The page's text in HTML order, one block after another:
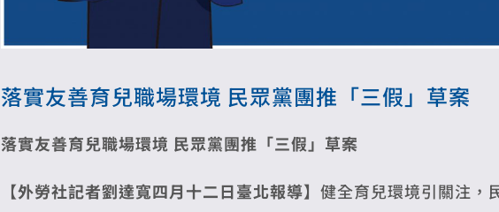
落實友善育兒職場環境 民眾黨團推「三假」草案
落實友善育兒職場環境 民眾黨團推「三假」草案
【外勞社記者劉達寬四月十二日臺北報導】 健全育兒環境引關注，